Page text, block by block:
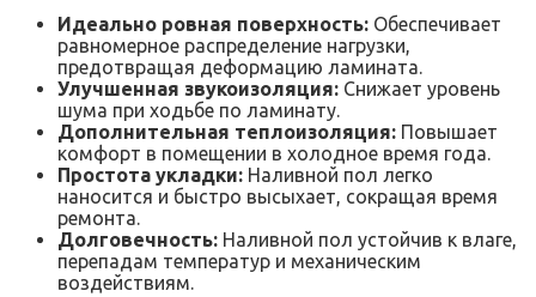
Идеально ровная поверхность: Обеспечивает
равномерное распределение нагрузки,
предотвращая деформацию ламината.
Улучшенная звукоизоляция: Снижает уровень
шума при ходьбе по ламинату.
Дополнительная теплоизоляция: Повышает
комфорт в помещении в холодное время года.
Простота укладки: Наливной пол легко
наносится и быстро высыхает, сокращая время
ремонта.
Долговечность: Наливной пол устойчив к влаге,
перепадам температур и механическим
воздействиям.